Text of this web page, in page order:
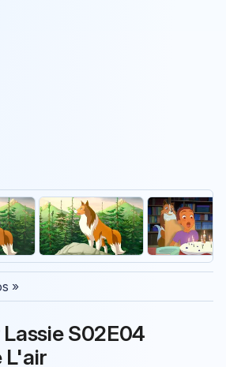
»
S02E04
L'air